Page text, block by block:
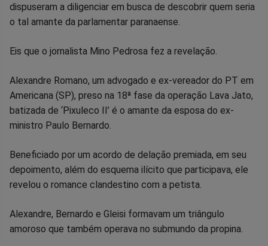
dispuseram a diligenciar em busca de descobrir quem seria
o tal amante da parlamentar paranaense.
Eis que o jornalista Mino Pedrosa fez a revelação.
Alexandre Romano, um advogado e ex-vereador do PT em
Americana (SP), preso na 18ª fase da operação Lava Jato,
batizada de ‘Pixuleco II’ é o amante da esposa do ex-
ministro Paulo Bernardo.
Beneficiado por um acordo de delação premiada, em seu
depoimento, além do esquema ilícito que participava, ele
revelou o romance clandestino com a petista.
Alexandre, Bernardo e Gleisi formavam um triângulo
amoroso que também operava no submundo da propina.